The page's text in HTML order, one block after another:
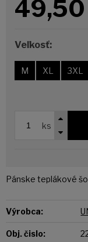
49,50
Veľkosť:
M XL 3XL
ks
Pánske teplákové
Výrobca:
Obj. čislo: